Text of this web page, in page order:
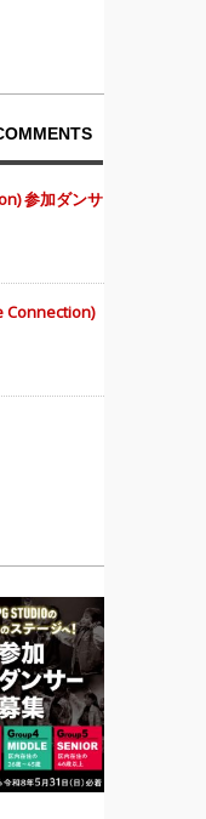
参加ダンサ
Connection)